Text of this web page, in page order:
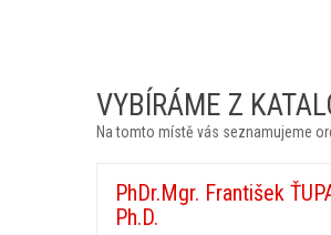
VYBÍRÁME Z
Na tomto místě vás seznamujeme
PhDr.Mgr. František
Ph.D.